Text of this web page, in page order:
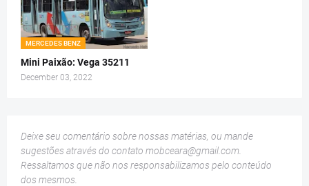
MERCEDES BENZ
Mini Paixão: Vega 35211
December 03, 2022
Deixe seu comentário sobre nossas matérias, ou mande
sugestões através do contato mobceara@gmail.com
Ressaltamos que não nos responsabilizamos pelo conteúdo
dos mesmos.